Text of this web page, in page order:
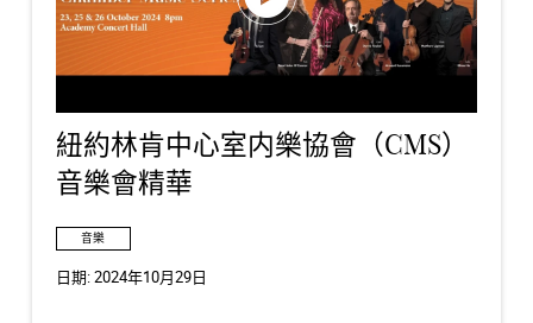
紐約林肯中心室内樂協會（CMS）
音樂會精華
音樂
日期:2024年10月29日